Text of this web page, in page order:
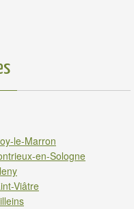
le-Marron
en-Sologne
Viâtre